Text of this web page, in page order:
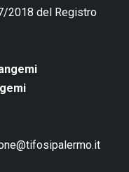
2018 del Registro